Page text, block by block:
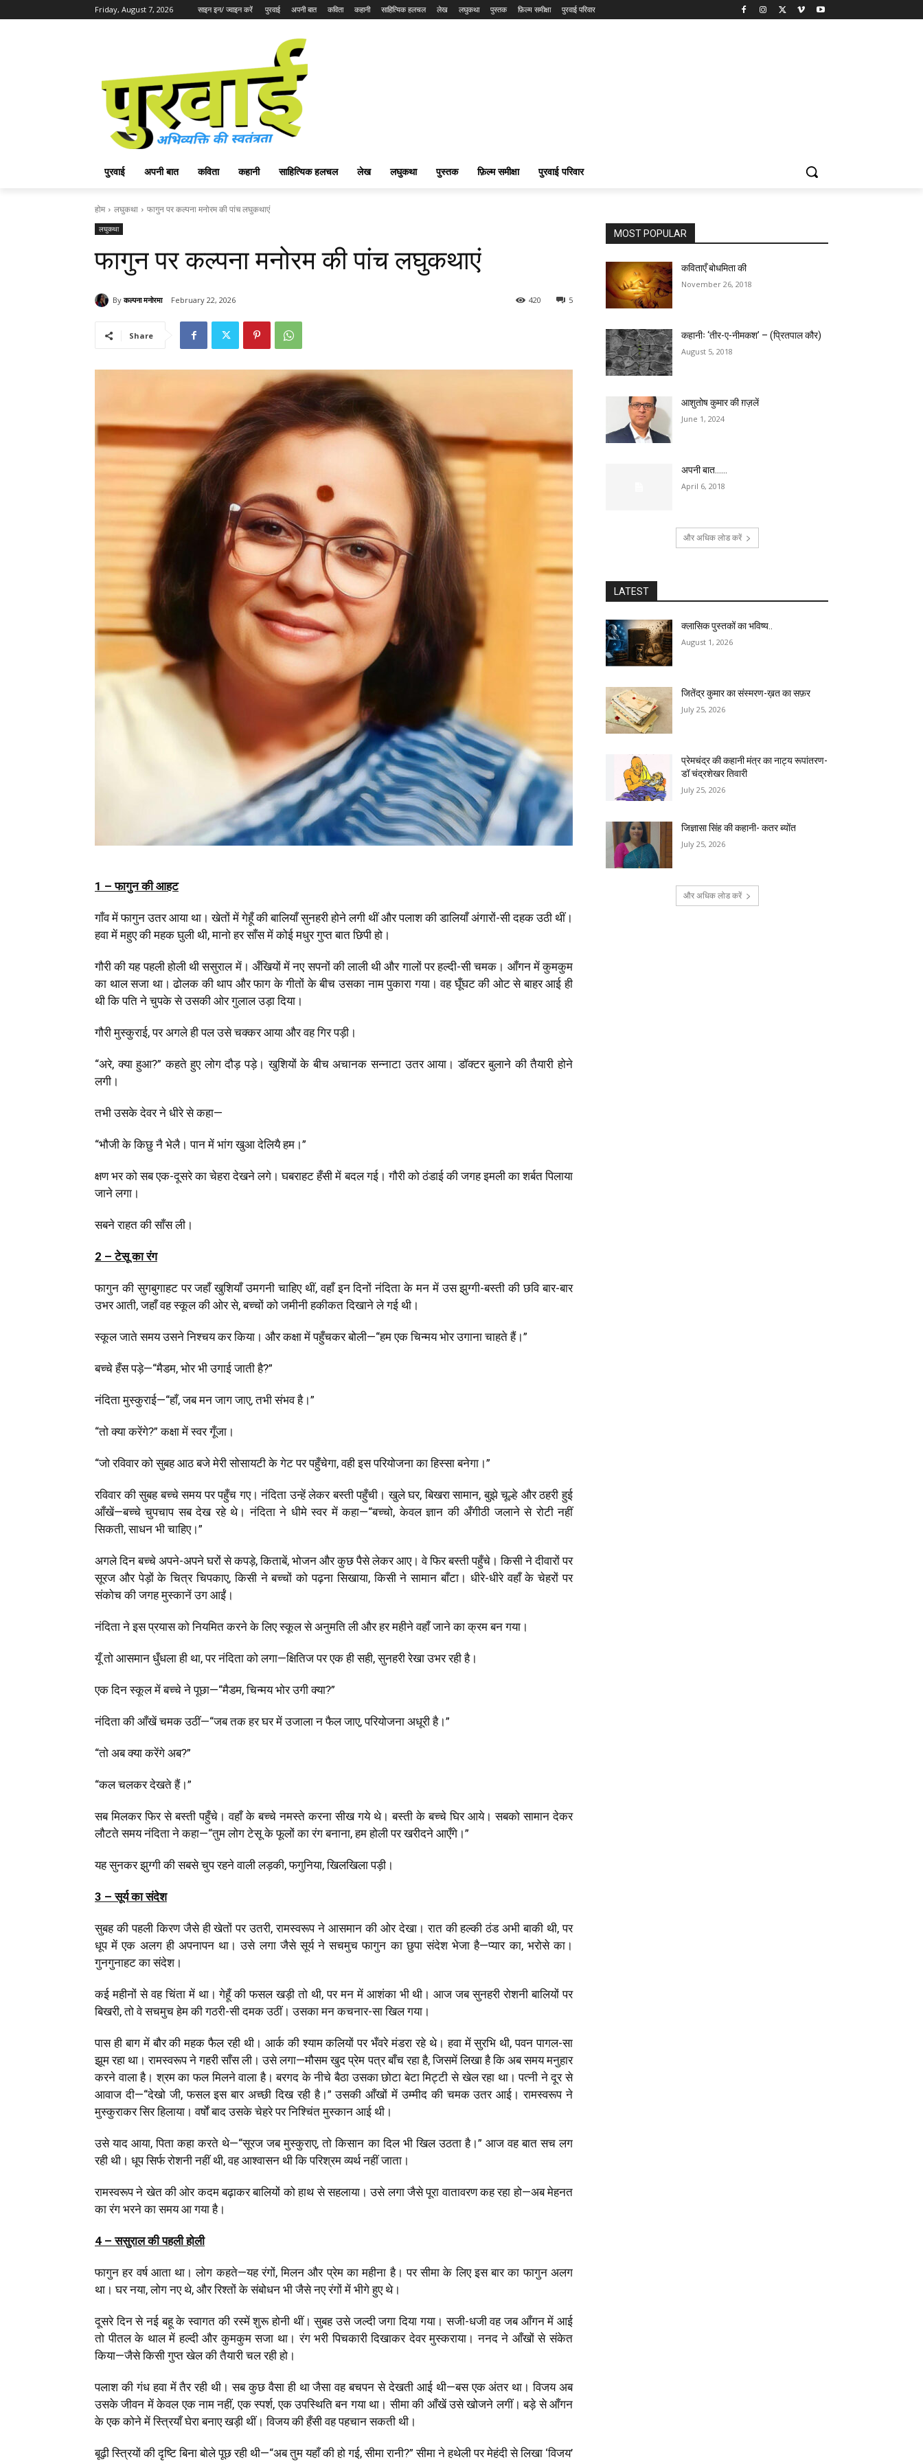
Friday, August 7, 2026 साइन इन/ ज्वाइन करें पुरवाई अपनी बात कविता कहानी साहित्यिक हलचल लेख लघुकथा पुस्तक फ़िल्म समीक्षा पुरवाई परिवार
पुरवाई अपनी बात कविता कहानी साहित्यिक हलचल लेख लघुकथा पुस्तक फ़िल्म समीक्षा पुरवाई परिवार
होम लघुकथा फागुन पर कल्पना मनोरम की पांच लघुकथाएं
लघुकथा
फागुन पर कल्पना मनोरम की पांच लघुकथाएं
By कल्पना मनोरमा February 22, 2026 5
420
Share
1 – फागुन की आहट
गाँव में फागुन उतर आया था। खेतों में गेहूँ की बालियाँ सुनहरी होने लगी थीं और पलाश की डालियाँ अंगारों-सी दहक उठी थीं।
हवा में महुए की महक घुली थी, मानो हर साँस में कोई मधुर गुप्त बात छिपी हो।
गौरी की यह पहली होली थी ससुराल में। अँखियों में नए सपनों की लाली थी और गालों पर हल्दी-सी चमक। आँगन में कुमकुम
का थाल सजा था। ढोलक की थाप और फाग के गीतों के बीच उसका नाम पुकारा गया। वह घूँघट की ओट से बाहर आई ही
थी कि पति ने चुपके से उसकी ओर गुलाल उड़ा दिया।
गौरी मुस्कुराई, पर अगले ही पल उसे चक्कर आया और वह गिर पड़ी।
“अरे, क्या हुआ?” कहते हुए लोग दौड़ पड़े। खुशियों के बीच अचानक सन्नाटा उतर आया। डॉक्टर बुलाने की तैयारी होने
लगी।
तभी उसके देवर ने धीरे से कहा—
“भौजी के किछु नै भेलै। पान में भांग खुआ देलियै हम।”
क्षण भर को सब एक-दूसरे का चेहरा देखने लगे। घबराहट हँसी में बदल गई। गौरी को ठंडाई की जगह इमली का शर्बत पिलाया
जाने लगा।
सबने राहत की साँस ली।
2 – टेसू का रंग
फागुन की सुगबुगाहट पर जहाँ खुशियाँ उमगनी चाहिए थीं, वहाँ इन दिनों नंदिता के मन में उस झुग्गी-बस्ती की छवि बार-बार
उभर आती, जहाँ वह स्कूल की ओर से, बच्चों को जमीनी हकीकत दिखाने ले गई थी।
स्कूल जाते समय उसने निश्चय कर किया। और कक्षा में पहुँचकर बोली—“हम एक चिन्मय भोर उगाना चाहते हैं।”
बच्चे हँस पड़े—“मैडम, भोर भी उगाई जाती है?”
नंदिता मुस्कुराई—“हाँ, जब मन जाग जाए, तभी संभव है।”
“तो क्या करेंगे?” कक्षा में स्वर गूँजा।
“जो रविवार को सुबह आठ बजे मेरी सोसायटी के गेट पर पहुँचेगा, वही इस परियोजना का हिस्सा बनेगा।”
रविवार की सुबह बच्चे समय पर पहुँच गए। नंदिता उन्हें लेकर बस्ती पहुँची। खुले घर, बिखरा सामान, बुझे चूल्हे और ठहरी हुई
आँखें—बच्चे चुपचाप सब देख रहे थे। नंदिता ने धीमे स्वर में कहा—“बच्चो, केवल ज्ञान की अँगीठी जलाने से रोटी नहीं
सिकती, साधन भी चाहिए।”
अगले दिन बच्चे अपने-अपने घरों से कपड़े, किताबें, भोजन और कुछ पैसे लेकर आए। वे फिर बस्ती पहुँचे। किसी ने दीवारों पर
सूरज और पेड़ों के चित्र चिपकाए, किसी ने बच्चों को पढ़ना सिखाया, किसी ने सामान बाँटा। धीरे-धीरे वहाँ के चेहरों पर
संकोच की जगह मुस्कानें उग आईं।
नंदिता ने इस प्रयास को नियमित करने के लिए स्कूल से अनुमति ली और हर महीने वहाँ जाने का क्रम बन गया।
यूँ तो आसमान धुँधला ही था, पर नंदिता को लगा—क्षितिज पर एक ही सही, सुनहरी रेखा उभर रही है।
एक दिन स्कूल में बच्चे ने पूछा—“मैडम, चिन्मय भोर उगी क्या?”
नंदिता की आँखें चमक उठीं—“जब तक हर घर में उजाला न फैल जाए, परियोजना अधूरी है।”
“तो अब क्या करेंगे अब?”
“कल चलकर देखते हैं।”
सब मिलकर फिर से बस्ती पहुँचे। वहाँ के बच्चे नमस्ते करना सीख गये थे। बस्ती के बच्चे घिर आये। सबको सामान देकर
लौटते समय नंदिता ने कहा—“तुम लोग टेसू के फूलों का रंग बनाना, हम होली पर खरीदने आएँगे।”
यह सुनकर झुग्गी की सबसे चुप रहने वाली लड़की, फगुनिया, खिलखिला पड़ी।
3 – सूर्य का संदेश
सुबह की पहली किरण जैसे ही खेतों पर उतरी, रामस्वरूप ने आसमान की ओर देखा। रात की हल्की ठंड अभी बाकी थी, पर
धूप में एक अलग ही अपनापन था। उसे लगा जैसे सूर्य ने सचमुच फागुन का छुपा संदेश भेजा है—प्यार का, भरोसे का।
गुनगुनाहट का संदेश।
कई महीनों से वह चिंता में था। गेहूँ की फसल खड़ी तो थी, पर मन में आशंका भी थी। आज जब सुनहरी रोशनी बालियों पर
बिखरी, तो वे सचमुच हेम की गठरी-सी दमक उठीं। उसका मन कचनार-सा खिल गया।
पास ही बाग में बौर की महक फैल रही थी। आर्क की श्याम कलियों पर भँवरे मंडरा रहे थे। हवा में सुरभि थी, पवन पागल-सा
झूम रहा था। रामस्वरूप ने गहरी साँस ली। उसे लगा—मौसम खुद प्रेम पत्र बाँच रहा है, जिसमें लिखा है कि अब समय मनुहार
करने वाला है। श्रम का फल मिलने वाला है। बरगद के नीचे बैठा उसका छोटा बेटा मिट्टी से खेल रहा था। पत्नी ने दूर से
आवाज दी—“देखो जी, फसल इस बार अच्छी दिख रही है।” उसकी आँखों में उम्मीद की चमक उतर आई। रामस्वरूप ने
मुस्कुराकर सिर हिलाया। वर्षों बाद उसके चेहरे पर निश्चिंत मुस्कान आई थी।
उसे याद आया, पिता कहा करते थे—“सूरज जब मुस्कुराए, तो किसान का दिल भी खिल उठता है।” आज वह बात सच लग
रही थी। धूप सिर्फ रोशनी नहीं थी, वह आश्वासन थी कि परिश्रम व्यर्थ नहीं जाता।
रामस्वरूप ने खेत की ओर कदम बढ़ाकर बालियों को हाथ से सहलाया। उसे लगा जैसे पूरा वातावरण कह रहा हो—अब मेहनत
का रंग भरने का समय आ गया है।
4 – ससुराल की पहली होली
फागुन हर वर्ष आता था। लोग कहते—यह रंगों, मिलन और प्रेम का महीना है। पर सीमा के लिए इस बार का फागुन अलग
था। घर नया, लोग नए थे, और रिश्तों के संबोधन भी जैसे नए रंगों में भीगे हुए थे।
दूसरे दिन से नई बहू के स्वागत की रस्में शुरू होनी थीं। सुबह उसे जल्दी जगा दिया गया। सजी-धजी वह जब आँगन में आई
तो पीतल के थाल में हल्दी और कुमकुम सजा था। रंग भरी पिचकारी दिखाकर देवर मुस्कराया। ननद ने आँखों से संकेत
किया—जैसे किसी गुप्त खेल की तैयारी चल रही हो।
पलाश की गंध हवा में तैर रही थी। सब कुछ वैसा ही था जैसा वह बचपन से देखती आई थी—बस एक अंतर था। विजय अब
उसके जीवन में केवल एक नाम नहीं, एक स्पर्श, एक उपस्थिति बन गया था। सीमा की आँखें उसे खोजने लगीं। बड़े से आँगन
के एक कोने में स्त्रियाँ घेरा बनाए खड़ी थीं। विजय की हँसी वह पहचान सकती थी।
बूढ़ी स्त्रियों की दृष्टि बिना बोले पूछ रही थी—“अब तुम यहाँ की हो गई, सीमा रानी?” सीमा ने हथेली पर मेहंदी से लिखा ‘विजय’
MOST POPULAR
कविताएँ बोधमिता की
November 26, 2018
कहानीः ‘तीर-ए-नीमकश’ – (प्रितपाल कौर)
August 5, 2018
आशुतोष कुमार की ग़ज़लें
June 1, 2024
अपनी बात……
April 6, 2018
और अधिक लोड करें
LATEST
क्लासिक पुस्तकों का भविष्य..
August 1, 2026
जितेंद्र कुमार का संस्मरण-ख़त का सफ़र
July 25, 2026
प्रेमचंद्र की कहानी मंत्र का नाट्य रूपांतरण-
डॉ चंद्रशेखर तिवारी
July 25, 2026
जिज्ञासा सिंह की कहानी- कतर ब्योंत
July 25, 2026
और अधिक लोड करें